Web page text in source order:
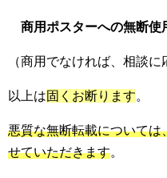
商用ポスターへの無断使
（商用でなければ、相談
以上は固くお断ります。
悪質な無断転載については
せていただきます。